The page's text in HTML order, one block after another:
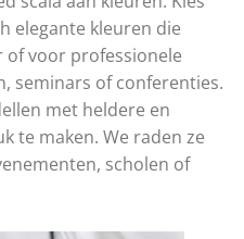
elegante kleuren die
voor professionele
seminars of conferenties.
met heldere en
te maken. We raden ze
scholen of